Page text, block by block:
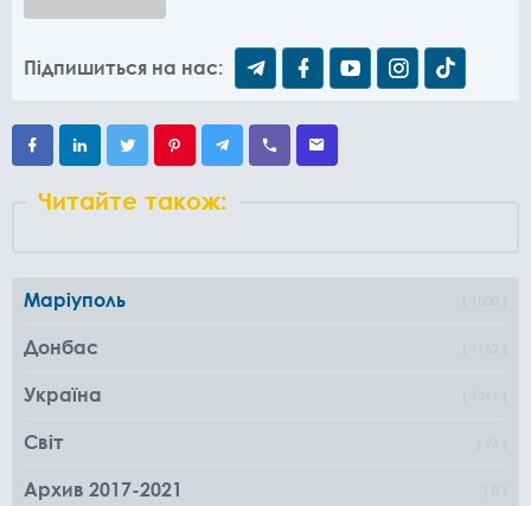
Підпишиться на нас:
Читайте також:
Маріуполь
Донбас
Україна
Світ
Архив 2017-2021